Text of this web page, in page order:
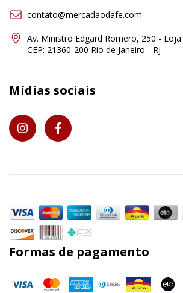
contato@mercadaodafe.com
Av. Ministro Edgard Romero, 250 -
CEP: 21360-200 Rio de Janeiro - RJ
Mídias sociais
Formas de pagamento